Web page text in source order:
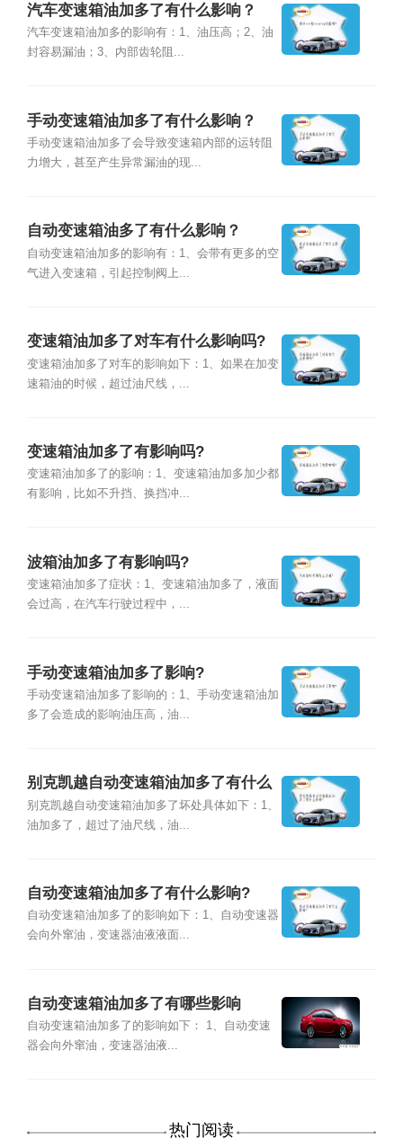
汽车变速箱油加多了有什么影响？
汽车变速箱油加多的影响有：1、油压高；2、油
封容易漏油；3、内部齿轮阻...
手动变速箱油加多了有什么影响？
手动变速箱油加多了会导致变速箱内部的运转阻
力增大，甚至产生异常漏油的现...
自动变速箱油多了有什么影响？
自动变速箱油加多的影响有：1、会带有更多的空
气进入变速箱，引起控制阀上...
变速箱油加多了对车有什么影响吗?
变速箱油加多了对车的影响如下：1、如果在加变
速箱油的时候，超过油尺线，...
变速箱油加多了有影响吗?
变速箱油加多了的影响：1、变速箱油加多加少都
有影响，比如不升挡、换挡冲...
波箱油加多了有影响吗?
变速箱油加多了症状：1、变速箱油加多了，液面
会过高，在汽车行驶过程中，...
手动变速箱油加多了影响?
手动变速箱油加多了影响的：1、手动变速箱油加
多了会造成的影响油压高，油...
别克凯越自动变速箱油加多了有什么
影响?
别克凯越自动变速箱油加多了坏处具体如下：1、
油加多了，超过了油尺线，油...
自动变速箱油加多了有什么影响?
自动变速箱油加多了的影响如下：1、自动变速器
会向外窜油，变速器油液液面...
自动变速箱油加多了有哪些影响
自动变速箱油加多了的影响如下： 1、自动变速
器会向外窜油，变速器油液...
热门阅读